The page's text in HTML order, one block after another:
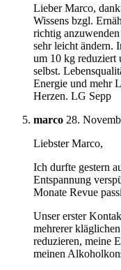
Lieber Marco,
Wissens bzgl.
richtig
sehr leicht ändern.
um 10 kg reduziert
selbst.
Energie und mehr
Herzen. LG Sepp
marco 28.
Liebster Marco,
Ich durfte gestern
Entspannung
Monate Revue
Unser erster
mehrerer
reduzieren, meine
meinen